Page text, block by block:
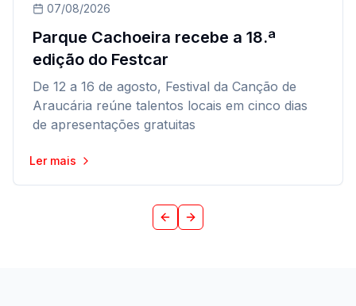
07/08/2026
Parque Cachoeira recebe a 18.ª
edição do Festcar
De 12 a 16 de agosto, Festival da Canção de
Araucária reúne talentos locais em cinco dias
de apresentações gratuitas
Ler mais
AnteriorPróximo